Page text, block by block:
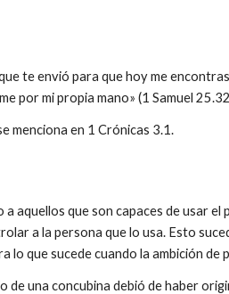
te envió para que hoy me
por mi propia mano» (1 Samuel
menciona en 1 Crónicas 3.1.
aquellos que son capaces de usar
a la persona que lo usa. Esto
lo que sucede cuando la ambición de
de una concubina debió de haber